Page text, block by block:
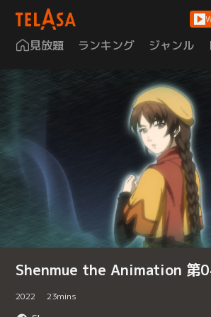
見放題 ランキング ジャンル
Shenmue the Animation 第
2022 23mins